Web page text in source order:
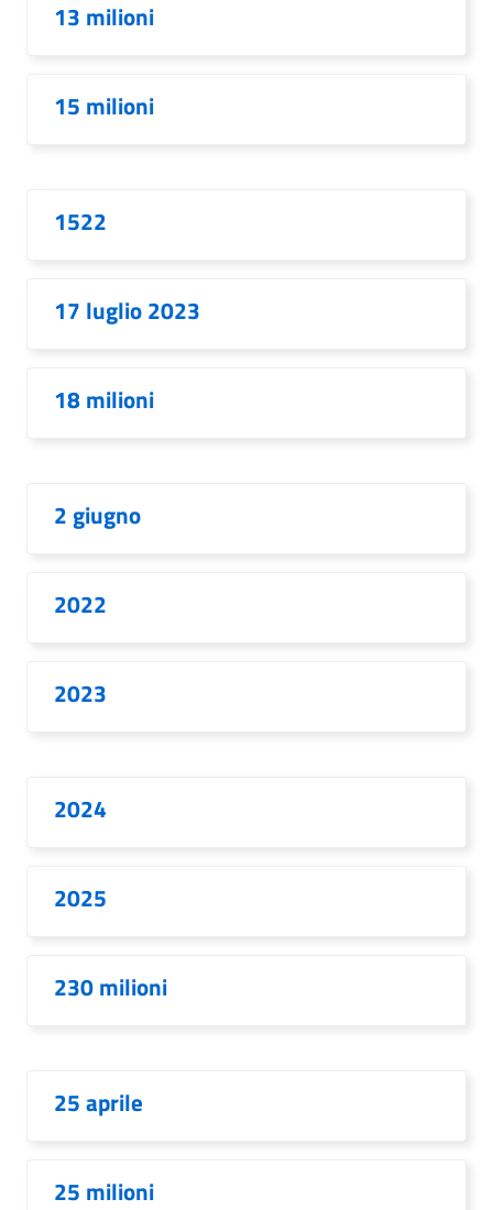
13 milioni
15 milioni
1522
17 luglio 2023
18 milioni
2 giugno
2022
2023
2024
2025
230 milioni
25 aprile
25 milioni